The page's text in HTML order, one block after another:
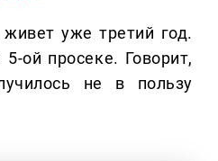
уже третий год.
ой просеке. Говорит,
не в пользу